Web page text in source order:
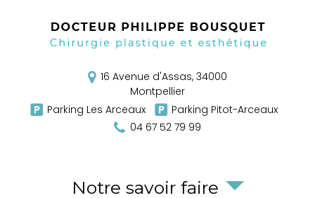
16 Avenue d'Assas, 34000
Montpellier
Parking Les Arceaux
Parking Pitot-Arceaux
04 67 52 79 99
Notre savoir faire